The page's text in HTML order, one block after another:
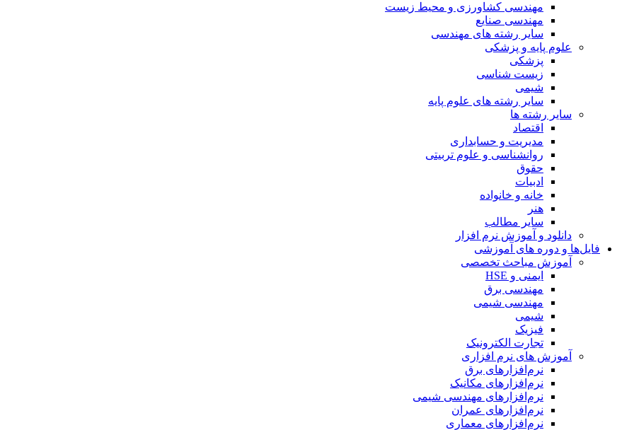
مهندسی کشاورزی و محیط زیست
مهندسی صنایع
سایر رشته های مهندسی
علوم پایه و پزشکی
پزشکی
زیست شناسی
شیمی
سایر رشته های علوم پایه
سایر رشته ها
اقتصاد
مدیریت و حسابداری
روانشناسی و علوم تربیتی
حقوق
ادبیات
خانه و خانواده
هنر
سایر مطالب
دانلود و آموزش نرم افزار
فایل‌ها و دوره های آموزشی
آموزش مباحث تخصصی
ایمنی و HSE
مهندسی برق
مهندسی شیمی
شیمی
فیزیک
تجارت الکترونیک
آموزش های نرم افزاری
نرم‌افزارهای برق
نرم‌افزارهای مکانیک
نرم‌افزارهای مهندسی شیمی
نرم‌افزارهای عمران
نرم‌افزارهای معماری